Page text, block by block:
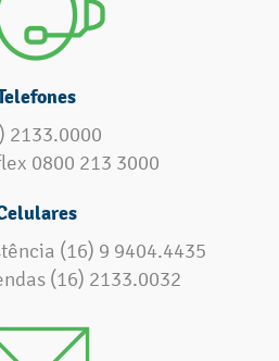
2133.0000
0800 213 3000
(16) 9 9404.4435
(16) 2133.0032